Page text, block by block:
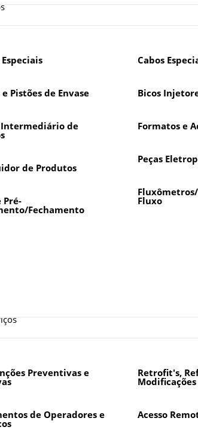
Pistões de Envase
de
de Produtos
Pré-
Fechamento
Cabos
Bicos
Formatos e
Peças
Fluxo
Preventivas e
de Operadores e
Retrofit's,
Modificações
Acesso